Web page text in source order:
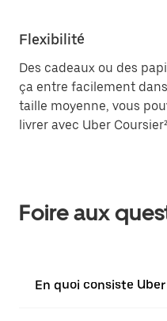
Flexibilité
Des cadeaux ou des
ça entre facilement
taille moyenne, vous
livrer avec Uber
Foire aux
En quoi consiste